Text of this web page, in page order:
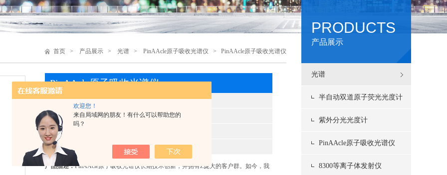
欢迎您！
来自局域网的朋友！有什么可以帮助您的
吗？
PRODUCTS
产品展示
光谱
半自动双道原子荧光光度计
紫外分光光度计
PinAAcle原子吸收光谱仪
8300等离子体发射仪
首页 > 产品展示 > 光谱 > PinAAcle原子吸收光谱仪 > PinAAcle原子吸收光谱仪
PinAAcle原子吸收光谱仪
型 号
产品时间 2026-05-11
所属分类
产品描述：PinAAcle原子吸收光谱仪长期技术创新，并拥有Z庞大的客户群。如今，我